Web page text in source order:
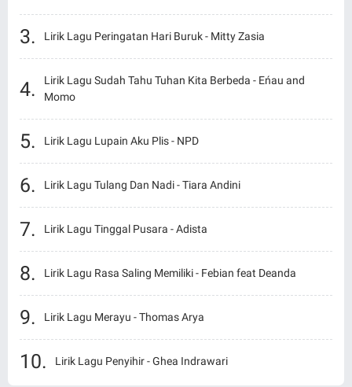
Lirik Lagu Peringatan Hari Buruk - Mitty Zasia
Lirik Lagu Sudah Tahu Tuhan Kita Berbeda - Eńau and
Momo
Lirik Lagu Lupain Aku Plis - NPD
Lirik Lagu Tulang Dan Nadi - Tiara Andini
Lirik Lagu Tinggal Pusara - Adista
Lirik Lagu Rasa Saling Memiliki - Febian feat Deanda
Lirik Lagu Merayu - Thomas Arya
Lirik Lagu Penyihir - Ghea Indrawari